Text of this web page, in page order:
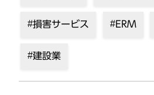
損害サービス ERM
建設業